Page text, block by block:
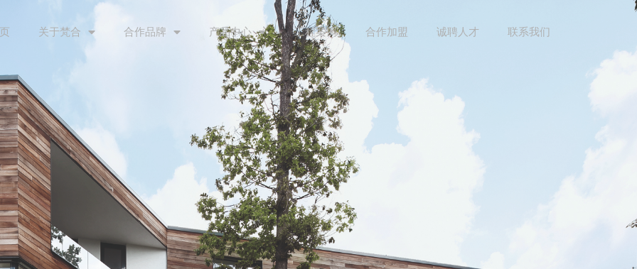
关于梵合 合作品牌 产品中心 工程案例 合作加盟 诚聘人才 联系我们